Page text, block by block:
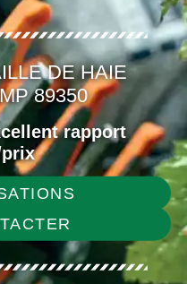
DE HAIE
89350
rapport